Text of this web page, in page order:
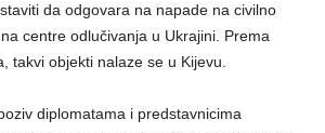
da odgovara na napade na civilno
centre odlučivanja u Ukrajini. Prema
takvi objekti nalaze se u Kijevu.
diplomatama i predstavnicima